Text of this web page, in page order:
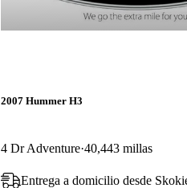
2007 Hummer H3
4 Dr Adventure 40,443 millas
Entrega a domicilio desde